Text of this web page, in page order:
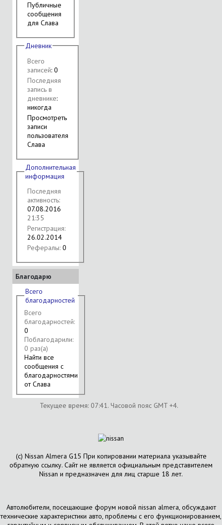
Публичные
сообщения
для Слава
Дневник
Всего
записей: 0
Последняя
запись в
дневнике:
никогда
Просмотреть
записи
пользователя
Слава
Дополнительная
информация
Последняя
активность:
07.08.2016
21:35
Регистрация:
26.02.2014
Рефералы:0
Благодарю
Всего
благодарностей
Всего
благодарностей:
0
Поблагодарили:
0 раз(а)
Найти все
сообщения с
благодарностями
от Слава
Текущее время: 07:41. Часовой пояс GMT +4.
(с) Nissan Almera G15 При копировании материала указывайте
обратную ссылку. Сайт не является официальным представителем
Nissan и предназначен для лиц старше 18 лет.
Автолюбители, посещающие форум новой nissan almera, обсуждают
технические характеристики авто, проблемы с его функционированием,